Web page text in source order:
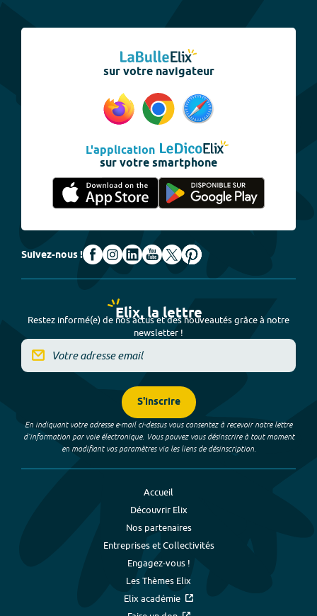
sur votre navigateur
L'application
sur votre smartphone
Suivez-nous !
Elix, la lettre
Restez informé(e) de nos actus et des nouveautés grâce à notre
newsletter !
S'inscrire
En indiquant votre adresse e-mail ci-dessus vous consentez à recevoir notre lettre
d’information par voie électronique. Vous pouvez vous désinscrire à tout moment
en modifiant vos paramètres via les liens de désinscription.
Accueil
Découvrir Elix
Nos partenaires
Entreprises et Collectivités
Engagez-vous !
Les Thèmes Elix
Elix académie